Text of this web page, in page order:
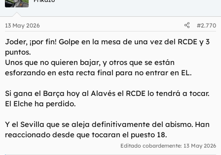
13 May 2026 #2.770
Joder, ¡por fin! Golpe en la mesa de una vez del RCDE y 3
puntos.
Unos que no quieren bajar, y otros que se están
esforzando en esta recta final para no entrar en EL.
Si gana el Barça hoy al Alavés el RCDE lo tendrá a tocar.
El Elche ha perdido.
Y el Sevilla que se aleja definitivamente del abismo. Han
reaccionado desde que tocaran el puesto 18.
Editado cobardemente: 13 May 2026